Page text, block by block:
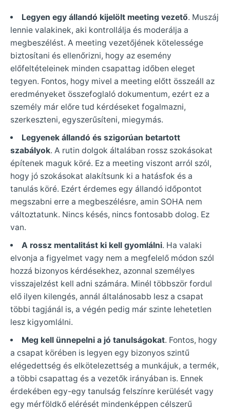
Legyen egy állandó kijelölt meeting vezető. Muszáj
lennie valakinek, aki kontrollálja és moderálja a
megbeszélést. A meeting vezetőjének kötelessége
biztosítani és ellenőrizni, hogy az esemény
előfeltételeinek minden csapattag időben eleget
tegyen. Fontos, hogy mivel a meeting előtt összeáll az
eredményeket összefoglaló dokumentum, ezért ez a
személy már előre tud kérdéseket fogalmazni,
szerkeszteni, egyszerűsíteni, miegymás.
Legyenek állandó és szigorúan betartott
szabályok. A rutin dolgok általában rossz szokásokat
építenek maguk köré. Ez a meeting viszont arról szól,
hogy jó szokásokat alakítsunk ki a hatásfok és a
tanulás köré. Ezért érdemes egy állandó időpontot
megszabni erre a megbeszélésre, amin SOHA nem
változtatunk. Nincs késés, nincs fontosabb dolog. Ez
van.
A rossz mentalitást ki kell gyomlálni. Ha valaki
elvonja a figyelmet vagy nem a megfelelő módon szól
hozzá bizonyos kérdésekhez, azonnal személyes
visszajelzést kell adni számára. Minél többször fordul
elő ilyen kilengés, annál általánosabb lesz a csapat
többi tagjánál is, a végén pedig már szinte lehetetlen
lesz kigyomlálni.
Meg kell ünnepelni a jó tanulságokat. Fontos, hogy
a csapat körében is legyen egy bizonyos szintű
elégedettség és elkötelezettség a munkájuk, a termék,
a többi csapattag és a vezetők irányában is. Ennek
érdekében egy-egy tanulság felszínre kerülését vagy
egy mérföldkő elérését mindenképpen célszerű